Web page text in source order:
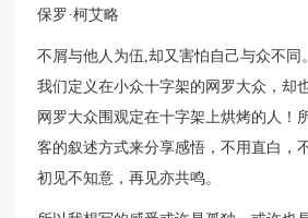
保罗·柯艾略
不屑与他人为伍,却又害怕自己与众不同
我们定义在小众十字架的网罗大众，却
网罗大众围观定在十字架上烘烤的人！
客的叙述方式来分享感悟，不用直白，
初见不知意，再见亦共鸣。